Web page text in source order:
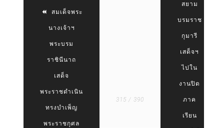
สมเด็จพระ
นางเจ้าฯ
พระบรม
ราชินีนาถ
เสด็จ
พระราชดำเนิน
ทรงบำเพ็ญ
พระราชกุศล
315 / 390
สยาม
บรมราช
กุมารี
เสด็จฯ
ไปใน
งานปิด
ภาค
เรียน